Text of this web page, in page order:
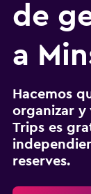
de
a
Hacemos
organizar y
Trips es
reserves.